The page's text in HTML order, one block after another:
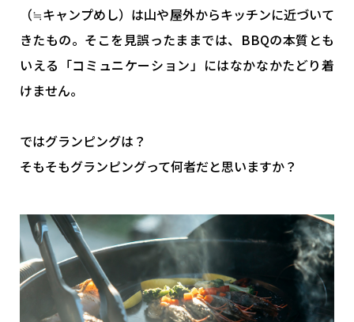
（≒キャンプめし）は山や屋外からキッチンに近づいて
きたもの。そこを見誤ったままでは、BBQの本質とも
いえる「コミュニケーション」にはなかなかたどり着
けません。
ではグランピングは？
そもそもグランピングって何者だと思いますか？